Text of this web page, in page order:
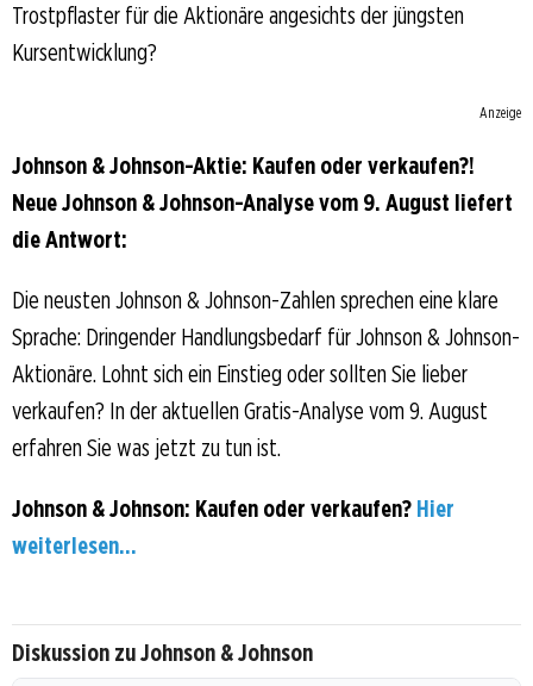
Trostpflaster für die Aktionäre angesichts der jüngsten
Kursentwicklung?
Anzeige
Johnson & Johnson-Aktie: Kaufen oder verkaufen?!
Neue Johnson & Johnson-Analyse vom 9. August liefert
die Antwort:
Die neusten Johnson & Johnson-Zahlen sprechen eine klare
Sprache: Dringender Handlungsbedarf für Johnson & Johnson-
Aktionäre. Lohnt sich ein Einstieg oder sollten Sie lieber
verkaufen? In der aktuellen Gratis-Analyse vom 9. August
erfahren Sie was jetzt zu tun ist.
Johnson & Johnson: Kaufen oder verkaufen? Hier
weiterlesen...
Diskussion zu Johnson & Johnson